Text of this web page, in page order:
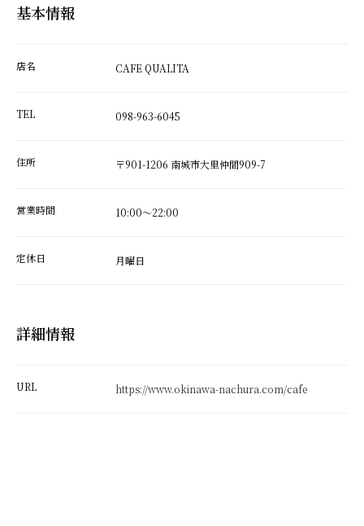
基本情報
店名 CAFE QUALITA
TEL 098-963-6045
住所 〒901-1206 南城市大里仲間909-7
営業時間 10:00～22:00
定休日 月曜日
詳細情報
URL https://www.okinawa-nachura.com/cafe